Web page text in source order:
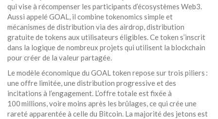
qui vise à récompenser les participants d’écosystèmes Web3.
Aussi appelé GOAL, il combine tokenomics simple et
mécanismes de distribution via des airdrop,distribution
gratuite de tokens aux utilisateurs éligibles. Ce token s’inscrit
dans la logique de nombreux projets qui utilisent la blockchain
pour créer de la valeur partagée.
Le modèle économique du GOAL token repose sur trois piliers :
une offre limitée, une distribution progressive et des
incitations à l’engagement. L’offre totale est fixée à
100 millions, voire moins après les brûlages, ce qui crée une
rareté apparentée à celle du Bitcoin. La majorité des jetons est